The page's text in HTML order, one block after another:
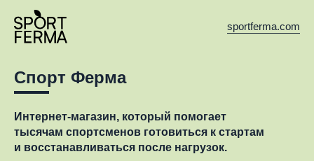
Спорт Ферма
sportferma.com
Интернет-магазин, который помогает
тысячам спортсменов готовиться к стартам
и восстанавливаться после нагрузок.